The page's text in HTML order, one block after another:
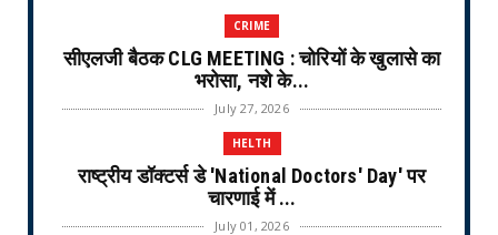
CRIME
सीएलजी बैठक CLG MEETING : चोरियों के खुलासे का
भरोसा, नशे के...
July 27, 2026
HELTH
राष्ट्रीय डॉक्टर्स डे 'National Doctors' Day' पर
चारणाई में ...
July 01, 2026